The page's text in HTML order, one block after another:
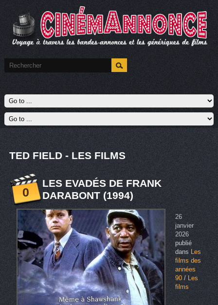
TED FIELD - LES FILMS
0
LES EVADÉS DE FRANK
DARABONT (1994)
26
janvier
2026
publié
dansLes
films des
années
90/ Les
films